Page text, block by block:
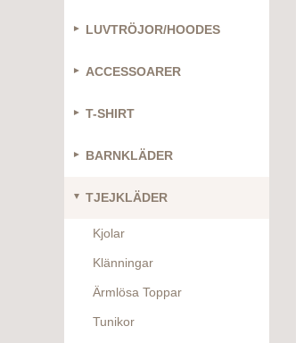
LUVTRÖJOR/HOODES
ACCESSOARER
T-SHIRT
BARNKLÄDER
TJEJKLÄDER
Kjolar
Klänningar
Ärmlösa Toppar
Tunikor